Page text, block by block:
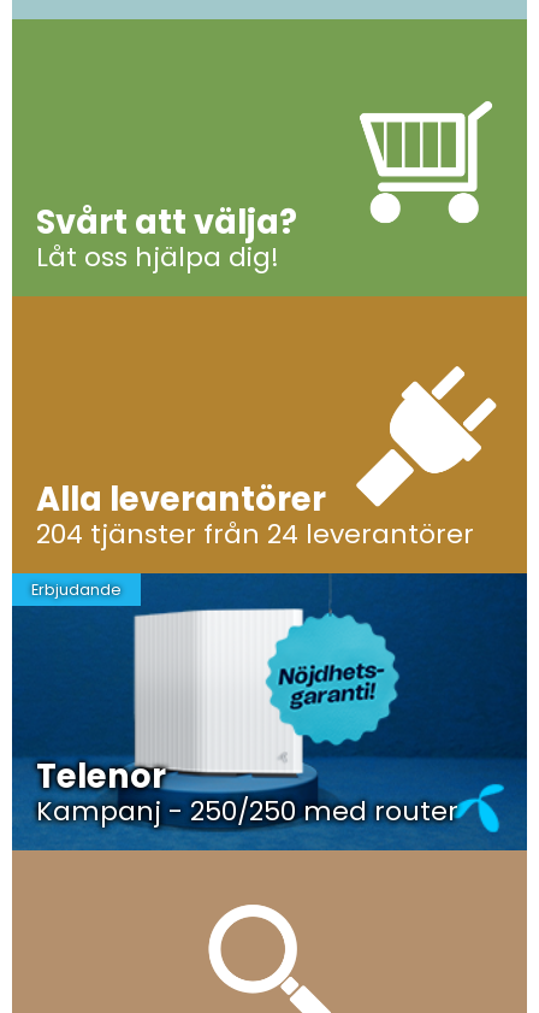
Svårt att välja?
Låt oss hjälpa dig!
Alla leverantörer
204 tjänster från 24 leverantörer
Erbjudande
Telenor
Kampanj - 250/250 med router